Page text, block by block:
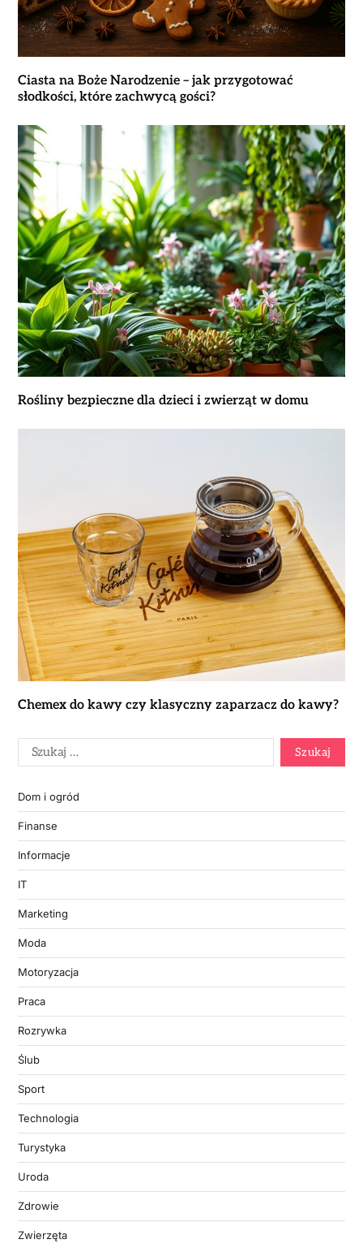
Ciasta na Boże Narodzenie – jak przygotować
słodkości, które zachwycą gości?
Rośliny bezpieczne dla dzieci i zwierząt w domu
Chemex do kawy czy klasyczny zaparzacz do kawy?
Dom i ogród
Finanse
Informacje
IT
Marketing
Moda
Motoryzacja
Praca
Rozrywka
Ślub
Sport
Technologia
Turystyka
Uroda
Zdrowie
Zwierzęta